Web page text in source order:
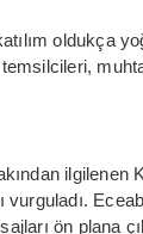
oldukça
ilgilenen
ön plana